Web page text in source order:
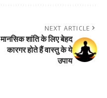
NEXT ARTICLE
मानसिक शांति के लिए बेहद
कारगर होते हैं वास्तु के ये
उपाय